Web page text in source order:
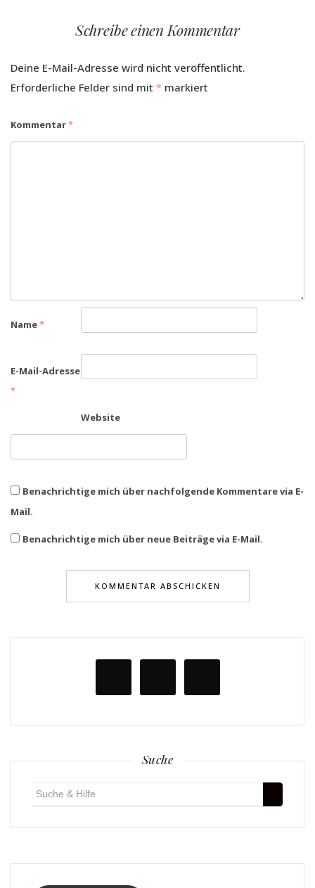
Schreibe einen Kommentar
Deine E-Mail-Adresse wird nicht veröffentlicht.
Erforderliche Felder sind mit * markiert
Kommentar*
Name*
E-Mail-Adresse
*
Website
Benachrichtige mich über nachfolgende Kommentare via E-
Mail.
Benachrichtige mich über neue Beiträge via E-Mail.
Suche